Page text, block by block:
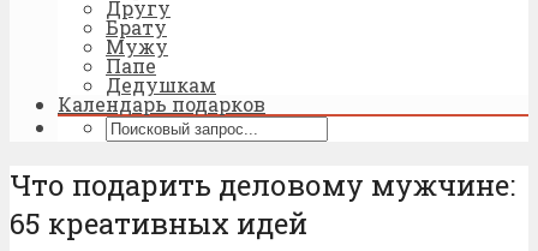
Другу
Брату
Мужу
Папе
Дедушкам
Календарь подарков
Что подарить деловому мужчине:
65 креативных идей